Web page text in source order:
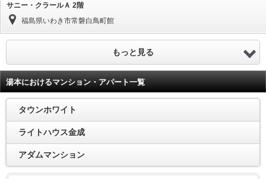
サニー・クラールＡ 2階
福島県いわき市常磐白鳥町館
もっと見る
湯本におけるマンション・アパート一覧
タウンホワイト
ライトハウス金成
アダムマンション